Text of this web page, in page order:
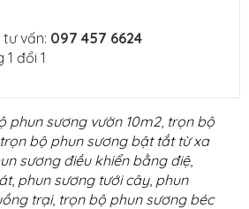
vấn: 097 457 6624
đổi 1
phun sương vườn 10m2, trọn bộ
trọn bộ phun sương bật tắt từ xa
sương điều khiển bằng điệ,
, phun sương tưới cây, phun
trại, trọn bộ phun sương béc